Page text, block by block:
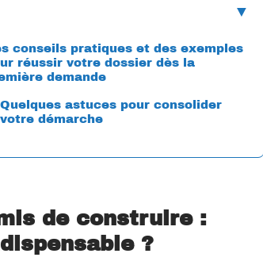
conseils pratiques et des exemples
réussir votre dossier dès la
demande
Quelques astuces pour consolider
votre démarche
de construire :
?